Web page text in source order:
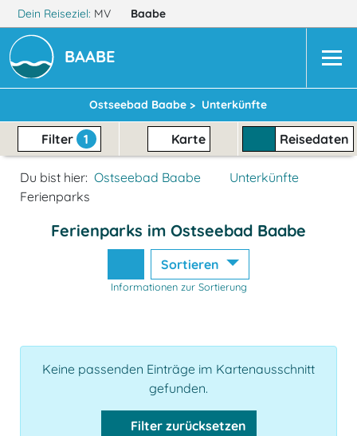
Dein Reiseziel: MV Baabe
BAABE
Ostseebad Baabe > Unterkünfte
Filter 1 Karte Reisedaten
Du bist hier: Ostseebad Baabe
Unterkünfte
Ferienparks
Ferienparks im Ostseebad Baabe
Sortieren
Informationen zur Sortierung
Keine passenden Einträge im Kartenausschnitt
gefunden.
Filter zurücksetzen